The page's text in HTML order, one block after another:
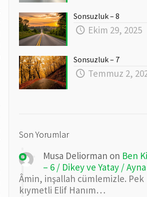
Sonsuzluk – 8
Ekim 29, 2025
Sonsuzluk – 7
Temmuz 2,
Son Yorumlar
Musa Deliorman on Ben
– 6 / Dikey ve Yatay /
Âmin, inşallah cümlemizle. Pek
kıymetli Elif Hanım…